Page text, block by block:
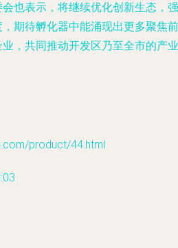
也表示，将继续优化创新生态，强
期待孵化器中能涌现出更多聚焦前
，共同推动开发区乃至全市的产业
product/44.html